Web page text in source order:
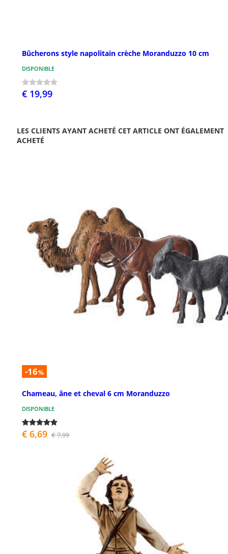
Bûcherons style napolitain crèche Moranduzzo 10 cm
DISPONIBLE
€ 19,99
LES CLIENTS AYANT ACHETÉ CET ARTICLE ONT ÉGALEMENT
ACHETÉ
-16%
Chameau, âne et cheval 6 cm Moranduzzo
DISPONIBLE
€ 6,69 € 7,99